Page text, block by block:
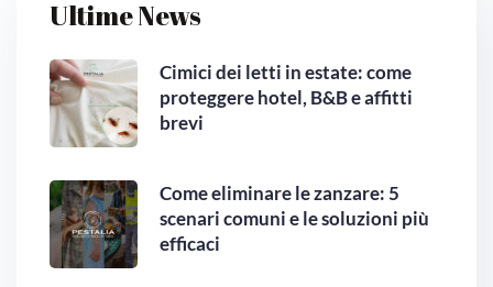
Ultime News
Cimici dei letti in estate: come
proteggere hotel, B&B e affitti
brevi
Come eliminare le zanzare: 5
scenari comuni e le soluzioni più
efficaci